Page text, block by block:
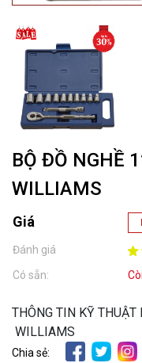
BỘ ĐỒ NGHỀ
WILLIAMS
Giá
Đánh giá
Có sẵn:
THÔNG TIN KỸ
WILLIAMS
Chia sẻ: